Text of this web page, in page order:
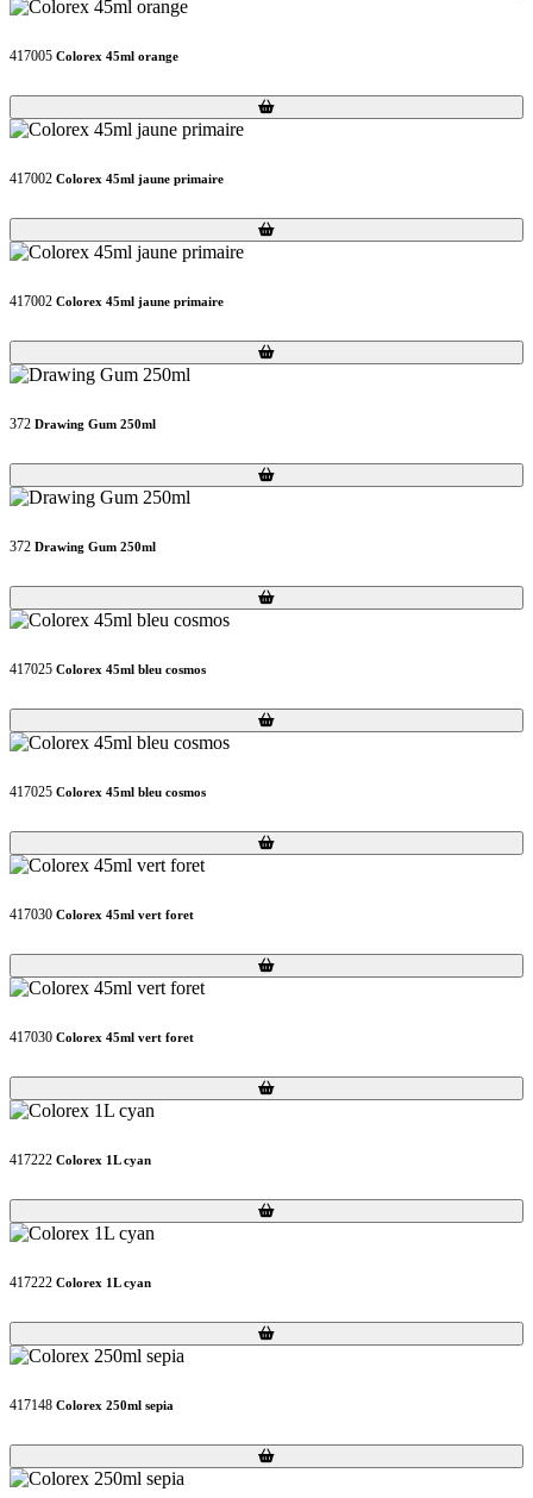
417005 Colorex 45ml orange
Loading...
Loading...
417002 Colorex 45ml jaune primaire
Loading...
Loading...
417002 Colorex 45ml jaune primaire
Loading...
Loading...
372 Drawing Gum 250ml
Loading...
Loading...
372 Drawing Gum 250ml
Loading...
Loading...
417025 Colorex 45ml bleu cosmos
Loading...
Loading...
417025 Colorex 45ml bleu cosmos
Loading...
Loading...
417030 Colorex 45ml vert foret
Loading...
Loading...
417030 Colorex 45ml vert foret
Loading...
Loading...
417222 Colorex 1L cyan
Loading...
Loading...
417222 Colorex 1L cyan
Loading...
Loading...
417148 Colorex 250ml sepia
Loading...
Loading...